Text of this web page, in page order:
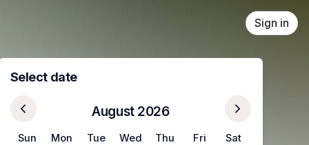
Sign in
Select date
August 2026
Sun Mon Tue Wed Thu Fri Sat